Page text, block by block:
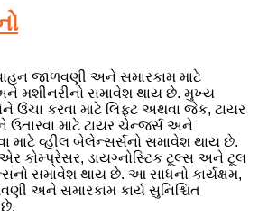
જાળવણી અને સમારકામ માટે
મશીનરીનો સમાવેશ થાય છે. મુખ્ય
ઉંચા કરવા માટે લિફ્ટ અથવા જેક, ટાયર
ઉતારવા માટે ટાયર ચેન્જર્સ અને
માટે વ્હીલ બેલેન્સર્સનો સમાવેશ થાય છે.
કોમ્પ્રેસર, ડાયગ્નોસ્ટિક ટૂલ્સ અને ટૂલ
સમાવેશ થાય છે. આ સાધનો કાર્યક્ષમ,
અને સમારકામ કાર્ય સુનિશ્ચિત
છે.